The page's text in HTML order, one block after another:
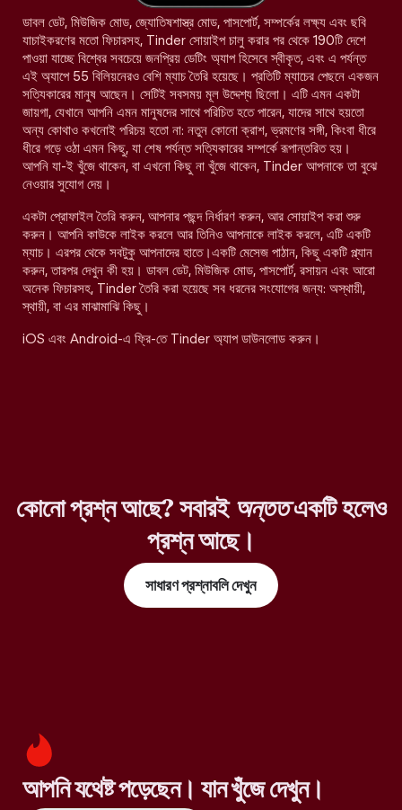
ডাবল ডেট, মিউজিক মোড, জ্যোতিষশাস্ত্র মোড, পাসপোর্ট, সম্পর্কের লক্ষ্য এবং ছবি
যাচাইকরণের মতো ফিচারসহ, Tinder সোয়াইপ চালু করার পর থেকে 190টি দেশে
পাওয়া যাচ্ছে বিশ্বের সবচেয়ে জনপ্রিয় ডেটিং অ্যাপ হিসেবে স্বীকৃত, এবং এ পর্যন্ত
এই অ্যাপে 55 বিলিয়নেরও বেশি ম্যাচ তৈরি হয়েছে। প্রতিটি ম্যাচের পেছনে একজন
সত্যিকারের মানুষ আছেন। সেটিই সবসময় মূল উদ্দেশ্য ছিলো। এটি এমন একটা
জায়গা, যেখানে আপনি এমন মানুষদের সাথে পরিচিত হতে পারেন, যাদের সাথে হয়তো
অন্য কোথাও কখনোই পরিচয় হতো না: নতুন কোনো ক্রাশ, ভ্রমণের সঙ্গী, কিংবা ধীরে
ধীরে গড়ে ওঠা এমন কিছু, যা শেষ পর্যন্ত সত্যিকারের সম্পর্কে রূপান্তরিত হয়।
আপনি যা-ই খুঁজে থাকেন, বা এখনো কিছু না খুঁজে থাকেন, Tinder আপনাকে তা বুঝে
নেওয়ার সুযোগ দেয়।
একটা প্রোফাইল তৈরি করুন, আপনার পছন্দ নির্ধারণ করুন, আর সোয়াইপ করা শুরু
করুন। আপনি কাউকে লাইক করলে আর তিনিও আপনাকে লাইক করলে, এটি একটি
ম্যাচ। এরপর থেকে সবটুকু আপনাদের হাতে।একটি মেসেজ পাঠান, কিছু একটি প্ল্যান
করুন, তারপর দেখুন কী হয়। ডাবল ডেট, মিউজিক মোড, পাসপোর্ট, রসায়ন এবং আরো
অনেক ফিচারসহ, Tinder তৈরি করা হয়েছে সব ধরনের সংযোগের জন্য: অস্থায়ী,
স্থায়ী, বা এর মাঝামাঝি কিছু।
iOS এবং Android-এ ফ্রি-তে Tinder অ্যাপ ডাউনলোড করুন।
কোনো প্রশ্ন আছে? সবারইঅন্ততএকটি হলেও
প্রশ্ন আছে।
সাধারণ প্রশ্নাবলি দেখুন
আপনি যথেষ্ট পড়েছেন। যান খুঁজে দেখুন।